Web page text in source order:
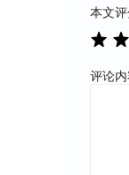
本文
评论